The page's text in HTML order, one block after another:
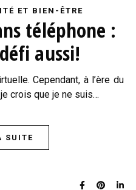
ET BIEN-ÊTRE
téléphone :
aussi!
crois que je ne suis…
SUITE